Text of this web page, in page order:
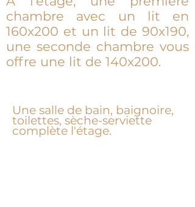
chambre avec un lit en
160x200 et un lit de 90x190,
une seconde chambre vous
offre une lit de 140x200.
Une salle de bain, baignoire,
toilettes, sèche-serviette
complète l'étage.